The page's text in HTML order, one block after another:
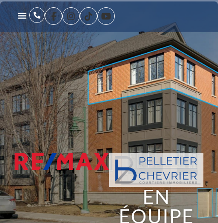
EN
ÉQUIPE